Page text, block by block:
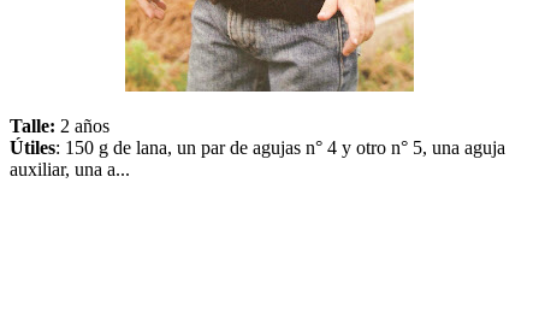
Talle: 2 años
Útiles: 150 g de lana, un par de agujas n° 4 y otro n° 5, una aguja
auxiliar, una a...